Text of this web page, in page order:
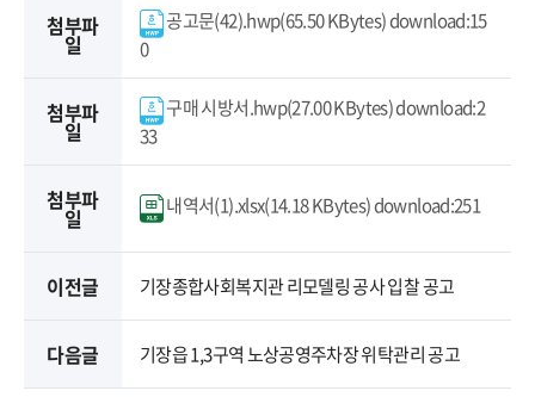
첨부파
일
공고문(42).hwp(65.50 KBytes) download:15
0
첨부파
일
구매 시방서.hwp(27.00 KBytes) download:2
33
첨부파
일 내역서(1).xlsx(14.18 KBytes) download:251
이전글 기장종합사회복지관 리모델링 공사 입찰 공고
다음글 기장읍 1,3구역 노상공영주차장 위탁관리 공고